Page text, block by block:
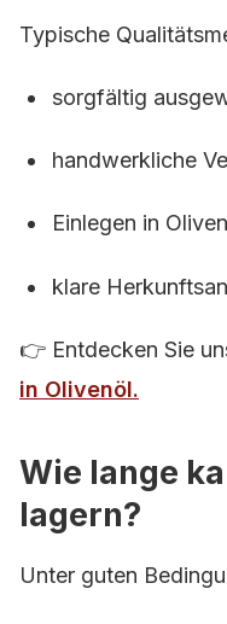
Typische
sorgfältig
handwerkliche
Einlegen in
klare
👉 Entdecken Sie
in Olivenöl.
Wie lange
lagern?
Unter guten